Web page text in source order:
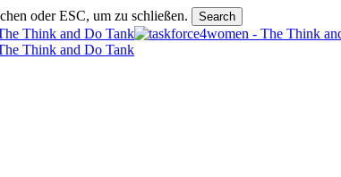
oder ESC, um zu schließen. Search